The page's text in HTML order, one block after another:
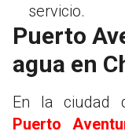
servicio.
Puerto
agua en
En la ciudad
Puerto